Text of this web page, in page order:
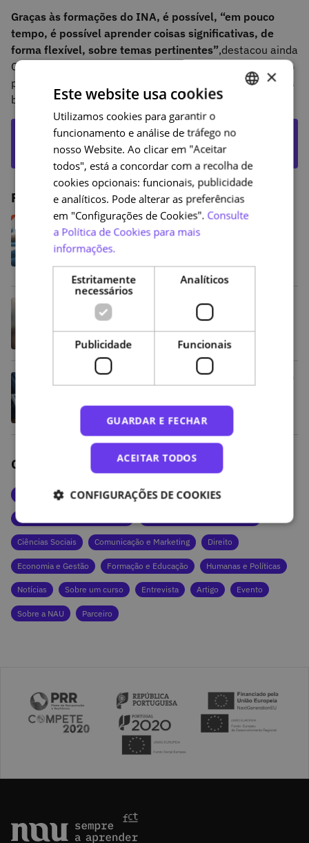
Graças às formações do INA, é possível, “em pouco
tempo, é possível aprender coisas significativas, de
forma flexível, sobre temas pertinentes”,destacou ainda
Cristina Pereira Nunes, salientando a aposta no desenho
pedagógico e produção multimédia que tem garantido os
bons resultados destas formações.
ASSISTA A ESTE EPISÓDIO ATRAVÉS DO
EDUCAST
Publicações relacionadas
“É urgente sensibilizar a população
em geral, particularmente os jovens,
para as necessidades existentes no
âmbito da doação e transplantação
de medula óssea”
Dia da Consciencialização do
Stresse: «Para além da formação, as
políticas de bem-estar integradas»
Dia Nacional da Sustentabilidade: «O
conhecimento é a base para um
Outras categorias de artigos
Artes e Cultura Ciências da Saúde e da Vida
Ciências Exatas e Tecnologias
Ciências Sociais Comunicação e Marketing Direito
Economia e Gestão Formação e Educação Humanas e Políticas
Notícias Sobre um curso Entrevista Artigo Evento
Sobre a NAU Parceiro
ENGLISH
×
Este website usa cookies
Utilizamos cookies para garantir o
funcionamento e análise de tráfego no
nosso Website. Ao clicar em "Aceitar
todos", está a concordar com a recolha de
cookies opcionais: funcionais, publicidade
e analíticos. Pode alterar as preferências
em "Configurações de Cookies". Consulte
a Política de Cookies para mais
informações.
Estritamente
necessários
Analíticos
Publicidade Funcionais
GUARDAR E FECHAR
ACEITAR TODOS
CONFIGURAÇÕES DE COOKIES